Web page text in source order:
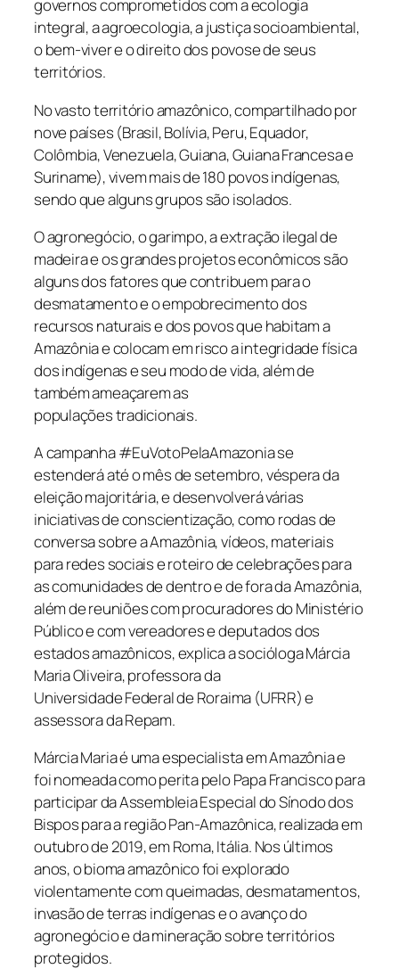
governos comprometidos com a ecologia
integral, a agroecologia, a justiça socioambiental,
o bem-viver e o direito dos povose de seus
territórios.
No vasto território amazônico, compartilhado por
nove países (Brasil, Bolívia, Peru, Equador,
Colômbia, Venezuela, Guiana, Guiana Francesa e
Suriname), vivem mais de 180 povos indígenas,
sendo que alguns grupos são isolados.
O agronegócio, o garimpo, a extração ilegal de
madeira e os grandes projetos econômicos são
alguns dos fatores que contribuem para o
desmatamento e o empobrecimento dos
recursos naturais e dos povos que habitam a
Amazônia e colocam em risco a integridade física
dos indígenas e seu modo de vida, além de
também ameaçarem as
populações tradicionais.
A campanha #EuVotoPelaAmazonia se
estenderá até o mês de setembro, véspera da
eleição majoritária, e desenvolverá várias
iniciativas de conscientização, como rodas de
conversa sobre a Amazônia, vídeos, materiais
para redes sociais e roteiro de celebrações para
as comunidades de dentro e de fora da Amazônia,
além de reuniões com procuradores do Ministério
Público e com vereadores e deputados dos
estados amazônicos, explica a socióloga Márcia
Maria Oliveira, professora da
Universidade Federal de Roraima (UFRR) e
assessora da Repam.
Márcia Maria é uma especialista em Amazônia e
foi nomeada como perita pelo Papa Francisco para
participar da Assembleia Especial do Sínodo dos
Bispos para a região Pan-Amazônica, realizada em
outubro de 2019, em Roma, Itália. Nos últimos
anos, o bioma amazônico foi explorado
violentamente com queimadas, desmatamentos,
invasão de terras indígenas e o avanço do
agronegócio e da mineração sobre territórios
protegidos.